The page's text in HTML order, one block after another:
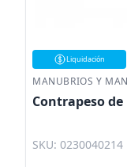
Liquidación
MANUBRIOS Y
Contrapeso de
SKU: 0230040214